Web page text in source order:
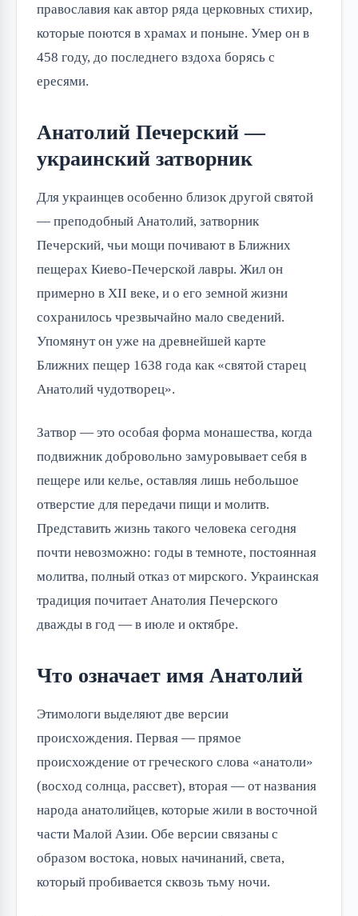
православия как автор ряда церковных стихир,
которые поются в храмах и поныне. Умер он в
458 году, до последнего вздоха борясь с
ересями.
Анатолий Печерский —
украинский затворник
Для украинцев особенно близок другой святой
— преподобный Анатолий, затворник
Печерский, чьи мощи почивают в Ближних
пещерах Киево-Печерской лавры. Жил он
примерно в XII веке, и о его земной жизни
сохранилось чрезвычайно мало сведений.
Упомянут он уже на древнейшей карте
Ближних пещер 1638 года как «святой старец
Анатолий чудотворец».
Затвор — это особая форма монашества, когда
подвижник добровольно замуровывает себя в
пещере или келье, оставляя лишь небольшое
отверстие для передачи пищи и молитв.
Представить жизнь такого человека сегодня
почти невозможно: годы в темноте, постоянная
молитва, полный отказ от мирского. Украинская
традиция почитает Анатолия Печерского
дважды в год — в июле и октябре.
Что означает имя Анатолий
Этимологи выделяют две версии
происхождения. Первая — прямое
происхождение от греческого слова «анатоли»
(восход солнца, рассвет), вторая — от названия
народа анатолийцев, которые жили в восточной
части Малой Азии. Обе версии связаны с
образом востока, новых начинаний, света,
который пробивается сквозь тьму ночи.